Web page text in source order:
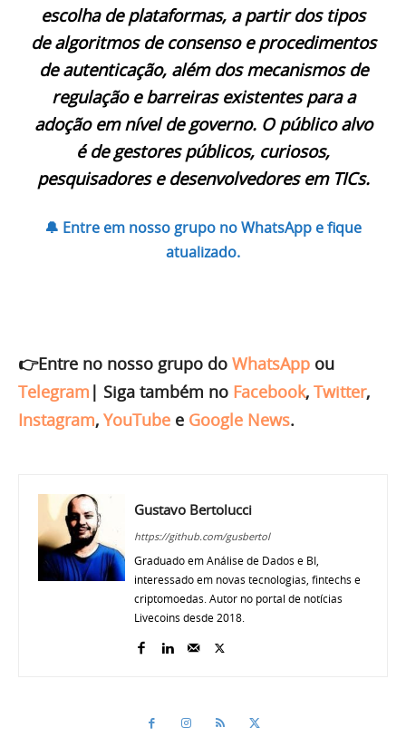
escolha de plataformas, a partir dos tipos
de algoritmos de consenso e procedimentos
de autenticação, além dos mecanismos de
regulação e barreiras existentes para a
adoção em nível de governo. O público alvo
é de gestores públicos, curiosos,
pesquisadores e desenvolvedores em TICs.
🔔 Entre em nosso grupo no WhatsApp e fique
atualizado.
👉Entre no nosso grupo do WhatsApp ou
Telegram | Siga também no Facebook, Twitter,
Instagram, YouTube e Google News.
Gustavo Bertolucci
https://github.com/gusbertol
Graduado em Análise de Dados e BI,
interessado em novas tecnologias, fintechs e
criptomoedas. Autor no portal de notícias
Livecoins desde 2018.